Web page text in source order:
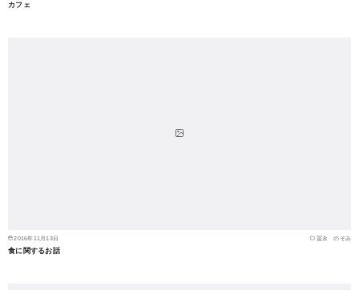
カフェ
2016年11月13日 冨永 のぞみ
食に関するお話